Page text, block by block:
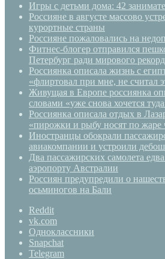
Игры с детьми дома: 42
Россияне в августе массово
курортные страны
Россияне пожаловались на
Фитнес-блогер отправился
Петербург ради мирового
Россиянка описала жизнь с
«флиртовал при мне, не считал
Живущая в Европе россиянка
словами «уже снова хочется
Россиянка описала отдых в
«пирожки и рыбу носят по жаре
Иностранцы обокрали
авиакомпании и устроили
Два пассажирских самолета
аэропорту Австралии
Россиян предупредили о
осьминогов на Бали
Reddit
vk.com
Одноклассники
Snapchat
Telegram